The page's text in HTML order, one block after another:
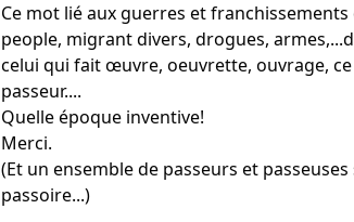
Ce mot lié aux guerres et
people, migrant divers, drogues,
celui qui fait œuvre, oeuvrette, ouvrage,
passeur....
Quelle époque inventive!
Merci.
(Et un ensemble de passeurs et
passoire...)